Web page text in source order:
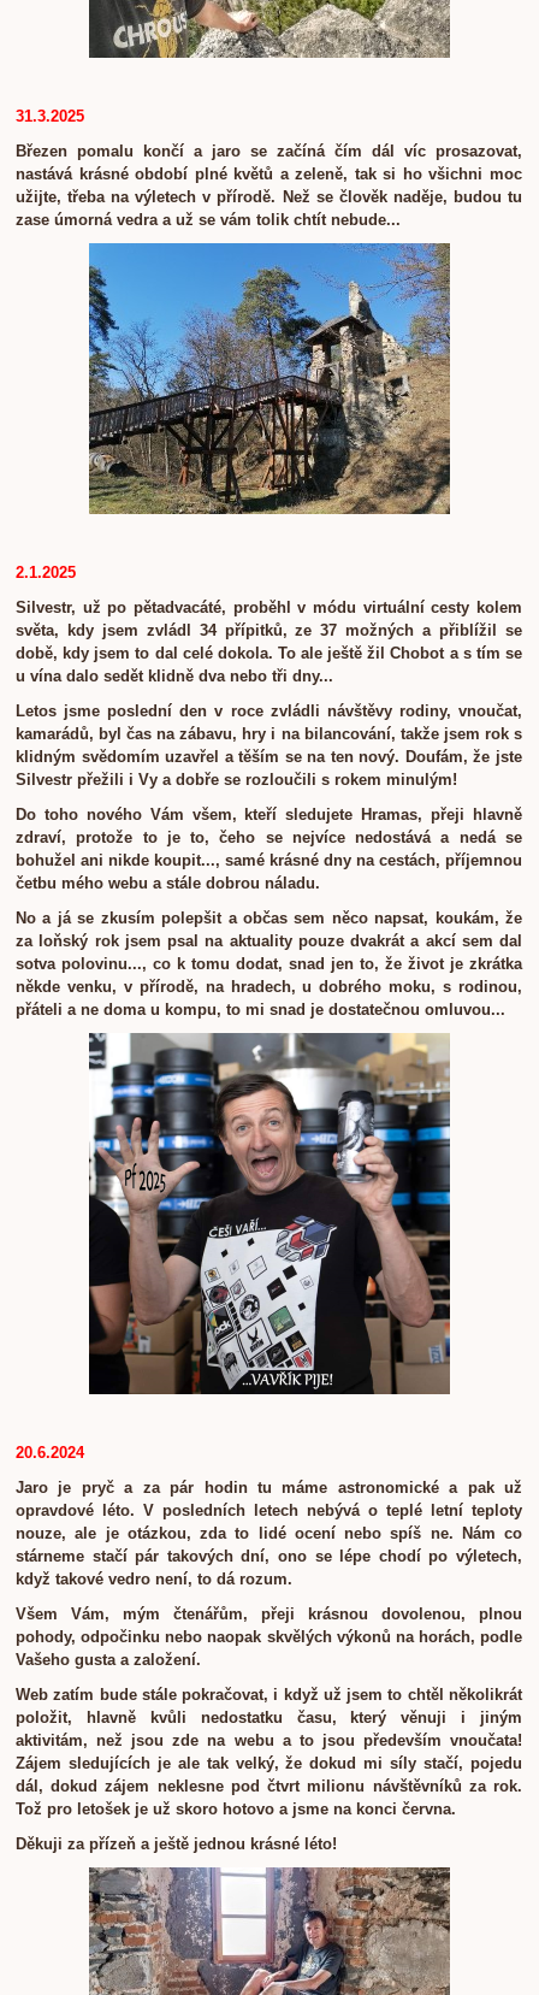
31.3.2025
Březen pomalu končí a jaro se začíná čím dál víc prosazovat,
nastává krásné období plné květů a zeleně, tak si ho všichni moc
užijte, třeba na výletech v přírodě. Než se člověk naděje, budou tu
zase úmorná vedra a už se vám tolik chtít nebude...
2.1.2025
Silvestr, už po pětadvacáté, proběhl v módu virtuální cesty kolem
světa, kdy jsem zvládl 34 přípitků, ze 37 možných a přiblížil se
době, kdy jsem to dal celé dokola. To ale ještě žil Chobot a s tím se
u vína dalo sedět klidně dva nebo tři dny...
Letos jsme poslední den v roce zvládli návštěvy rodiny, vnoučat,
kamarádů, byl čas na zábavu, hry i na bilancování, takže jsem rok s
klidným svědomím uzavřel a těším se na ten nový. Doufám, že jste
Silvestr přežili i Vy a dobře se rozloučili s rokem minulým!
Do toho nového Vám všem, kteří sledujete Hramas, přeji hlavně
zdraví, protože to je to, čeho se nejvíce nedostává a nedá se
bohužel ani nikde koupit..., samé krásné dny na cestách, příjemnou
četbu mého webu a stále dobrou náladu.
No a já se zkusím polepšit a občas sem něco napsat, koukám, že
za loňský rok jsem psal na aktuality pouze dvakrát a akcí sem dal
sotva polovinu..., co k tomu dodat, snad jen to, že život je zkrátka
někde venku, v přírodě, na hradech, u dobrého moku, s rodinou,
přáteli a ne doma u kompu, to mi snad je dostatečnou omluvou...
20.6.2024
Jaro je pryč a za pár hodin tu máme astronomické a pak už
opravdové léto. V posledních letech nebývá o teplé letní teploty
nouze, ale je otázkou, zda to lidé ocení nebo spíš ne. Nám co
stárneme stačí pár takových dní, ono se lépe chodí po výletech,
když takové vedro není, to dá rozum.
Všem Vám, mým čtenářům, přeji krásnou dovolenou, plnou
pohody, odpočinku nebo naopak skvělých výkonů na horách, podle
Vašeho gusta a založení.
Web zatím bude stále pokračovat, i když už jsem to chtěl několikrát
položit, hlavně kvůli nedostatku času, který věnuji i jiným
aktivitám, než jsou zde na webu a to jsou především vnoučata!
Zájem sledujících je ale tak velký, že dokud mi síly stačí, pojedu
dál, dokud zájem neklesne pod čtvrt milionu návštěvníků za rok.
Tož pro letošek je už skoro hotovo a jsme na konci června.
Děkuji za přízeň a ještě jednou krásné léto!